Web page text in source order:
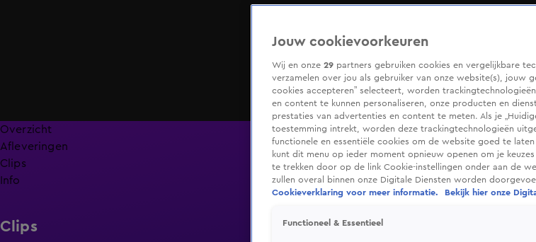
Overzicht
Afleveringen
Clips
Info
Clips
Jouw cookievoorkeuren
Wij en onze 29 partners gebruiken cookies en vergelijkbare
verzamelen over jou als gebruiker van onze website(s), jouw
cookies accepteren” selecteert, worden
en content te kunnen personaliseren, onze producten en
prestaties van advertenties en content te meten. Als je
toestemming intrekt, worden deze trackingtechnologieën
functionele en essentiële cookies om de website goed te
kunt dit menu op ieder moment opnieuw openen om je
te trekken door op de link Cookie-instellingen onder aan de
zullen overal binnen onze Digitale Diensten worden
Cookieverklaring voor meer informatie.
Bekijk hier onze
Functioneel & Essentieel